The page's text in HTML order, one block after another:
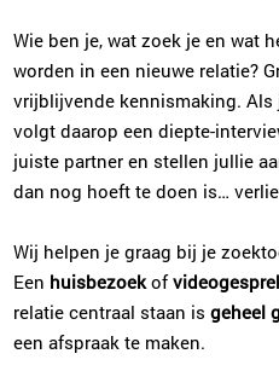
Wie ben je, wat zoek je en wat
worden in een nieuwe relatie?
vrijblijvende kennismaking.
volgt daarop een diepte-
juiste partner en stellen jullie
dan nog hoeft te doen is…
Wij helpen je graag bij je
Een huisbezoekof
relatie centraal staan isgeheel
een afspraak te maken.
Rian
040-
Willeke
Den
073-